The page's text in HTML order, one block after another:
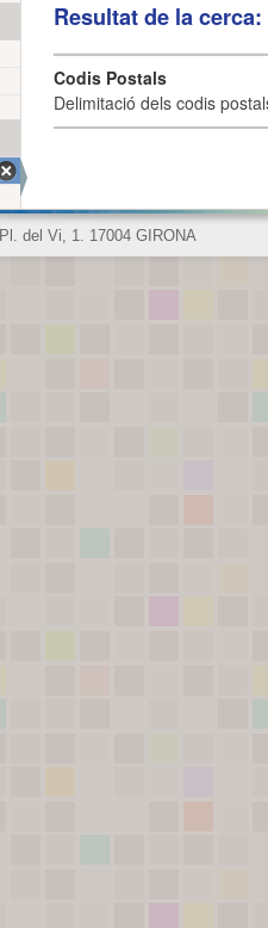
Resultat de la
Codis Postals
Delimitació dels codis
Pl. del Vi, 1. 17004 GIRONA